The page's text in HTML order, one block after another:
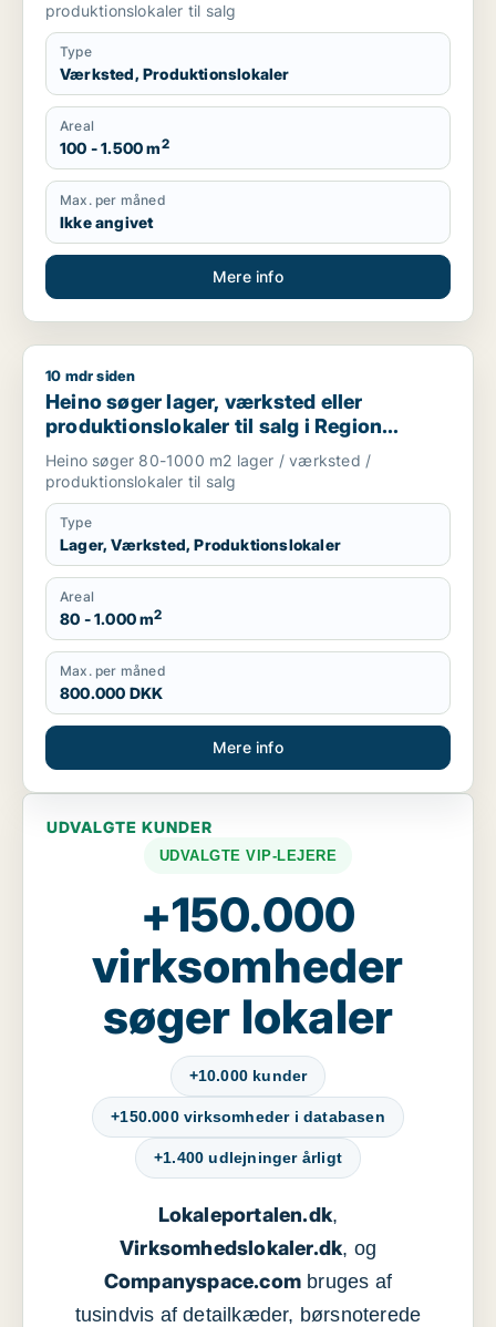
produktionslokaler til salg
Type
Værksted, Produktionslokaler
Areal
100 - 1.500 m2
Max. per måned
Ikke angivet
Mere info
Heino søger lager, værksted eller produktionslokaler til salg
10 mdr siden
Heino søger lager, værksted eller
produktionslokaler til salg i Region
Sjælland
Heino søger 80-1000 m2 lager / værksted /
produktionslokaler til salg
Type
Lager, Værksted, Produktionslokaler
Areal
80 - 1.000 m2
Max. per måned
800.000 DKK
Mere info
UDVALGTE KUNDER
UDVALGTE VIP-LEJERE
+150.000
virksomheder
søger lokaler
+10.000 kunder
+150.000 virksomheder i databasen
+1.400 udlejninger årligt
Lokaleportalen.dk,
Virksomhedslokaler.dk, og
Companyspace.com bruges af
tusindvis af detailkæder, børsnoterede